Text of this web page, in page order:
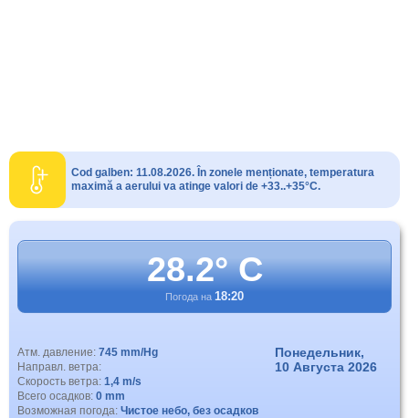
Cod galben: 11.08.2026. În zonele menționate, temperatura
maximă a aerului va atinge valori de +33..+35°C.
28.2° C
Погода на 18:20
Атм. давление: 745 mm/Hg
Направл. ветра:
Скорость ветра: 1,4 m/s
Всего осадков: 0 mm
Возможная погода: Чистое небо, без осадков
Понедельник,
10 Августа 2026